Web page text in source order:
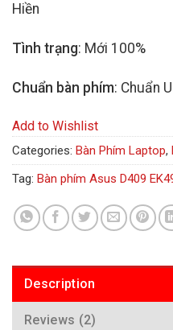
Hiền
Tình trạng: Mới 100%
Chuẩn bàn phím: Chuẩn
Add to Wishlist
Categories: Bàn Phím Laptop,
Tag: Bàn phím Asus D409
Description
Reviews (2)